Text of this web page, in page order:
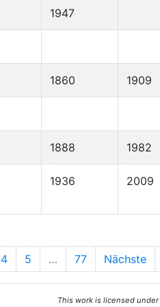
1947
1860 1909
1888 1982
1936 2009
4 5 … 77 Nächste
This work is licensed under